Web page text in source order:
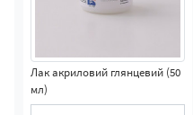
Лак акриловий глянцевий (50
мл)